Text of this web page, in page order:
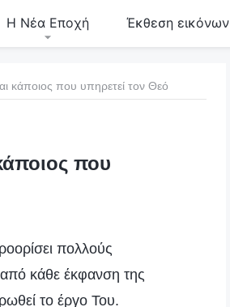
Η Νέα Εποχή Έκθεση εικόνων
κάποιος που υπηρετεί τον Θεό
που
πολλούς
κάθε έκφανση της
το έργο Του.